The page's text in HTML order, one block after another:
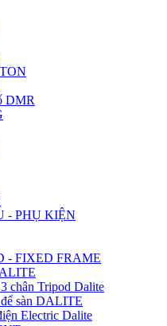
DMR
- PHỤ KIỆN
- FIXED FRAME
chân Tripod Dalite
sàn DALITE
Electric Dalite